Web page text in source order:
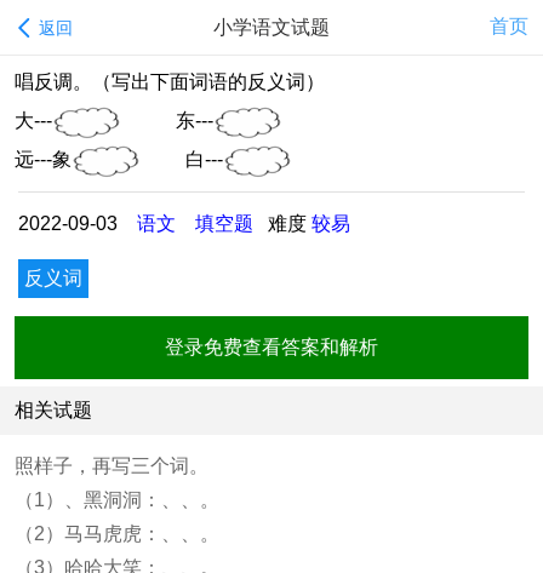
返回 小学语文试题 首页
唱反调。（写出下面词语的反义词）
大---
东---
远---象
白---
2022-09-03 语文 填空题 难度 较易
反义词
登录免费查看答案和解析
相关试题
照样子，再写三个词。
（1）、黑洞洞：
。
（2）马马虎虎：
。
（3）哈哈大笑：
。